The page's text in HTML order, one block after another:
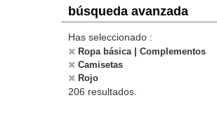
búsqueda avanzada
Has seleccionado :
Ropa básica | Complementos
Camisetas
Rojo
206 resultados.